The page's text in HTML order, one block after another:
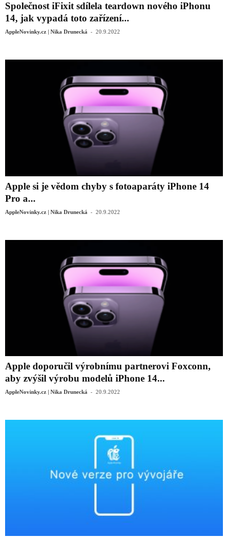
Společnost iFixit sdílela teardown nového iPhonu
14, jak vypadá toto zařízení...
AppleNovinky.cz | Nika Drunecká - 20.9.2022
Apple si je vědom chyby s fotoaparáty iPhone 14
Pro a...
AppleNovinky.cz | Nika Drunecká - 20.9.2022
Apple doporučil výrobnímu partnerovi Foxconn,
aby zvýšil výrobu modelů iPhone 14...
AppleNovinky.cz | Nika Drunecká - 20.9.2022